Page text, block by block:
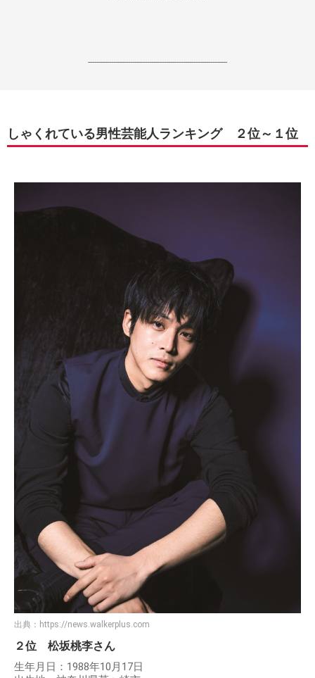
------------------------------------------------------------------
しゃくれている男性芸能人ランキング ２位～１位
出典： https://news.walkerplus.com
２位 松坂桃李さん
生年月日：1988年10月17日